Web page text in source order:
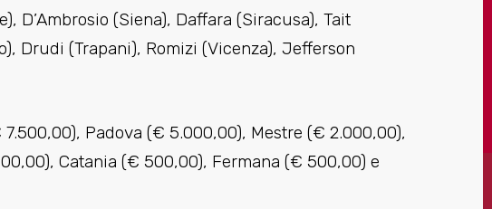
D’Ambrosio (Siena), Daffara (Siracusa), Tait
Drudi (Trapani), Romizi (Vicenza), Jefferson
Padova (€ 5.000,00), Mestre (€ 2.000,00),
Catania (€ 500,00), Fermana (€ 500,00) e